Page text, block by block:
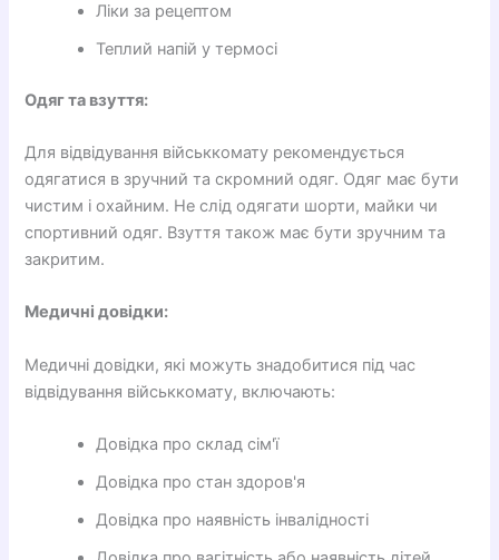
Ліки за рецептом
Теплий напій у термосі
Одяг та взуття:
Для відвідування військкомату рекомендується
одягатися в зручний та скромний одяг. Одяг має бути
чистим і охайним. Не слід одягати шорти, майки чи
спортивний одяг. Взуття також має бути зручним та
закритим.
Медичні довідки:
Медичні довідки, які можуть знадобитися під час
відвідування військкомату, включають:
Довідка про склад сім'ї
Довідка про стан здоров'я
Довідка про наявність інвалідності